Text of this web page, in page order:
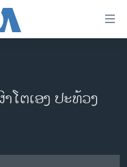
2024
ໂຕເອງ ປະທ້ວງ